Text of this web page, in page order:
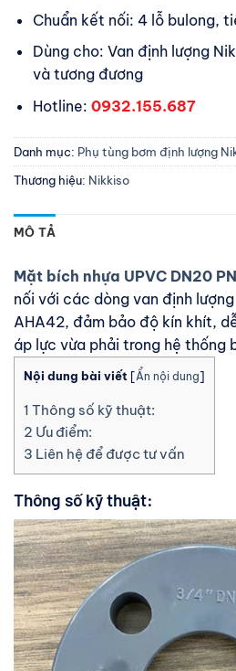
Chuẩn kết nối: 4 lỗ bulong,
Dùng cho: Van định lượng
và tương đương
Hotline: 0932.155.687
Danh mục: Phụ tùng bơm định lượng
Thương hiệu: Nikkiso
MÔ TẢ
Mặt bích nhựa UPVC DN20
nối với các dòng van định
AHA42, đảm bảo độ kín khít,
áp lực vừa phải trong hệ thống
Nội dung bài viết [Ẩn nội dung]
1 Thông số kỹ thuật:
2 Ưu điểm:
3 Liên hệ để được tư vấn
Thông số kỹ thuật: